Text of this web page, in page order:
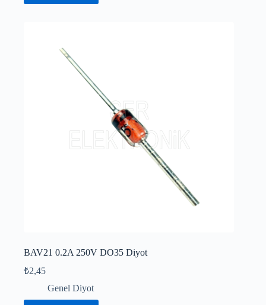
BAV21 0.2A 250V DO35 Diyot
₺2,45
Genel Diyot